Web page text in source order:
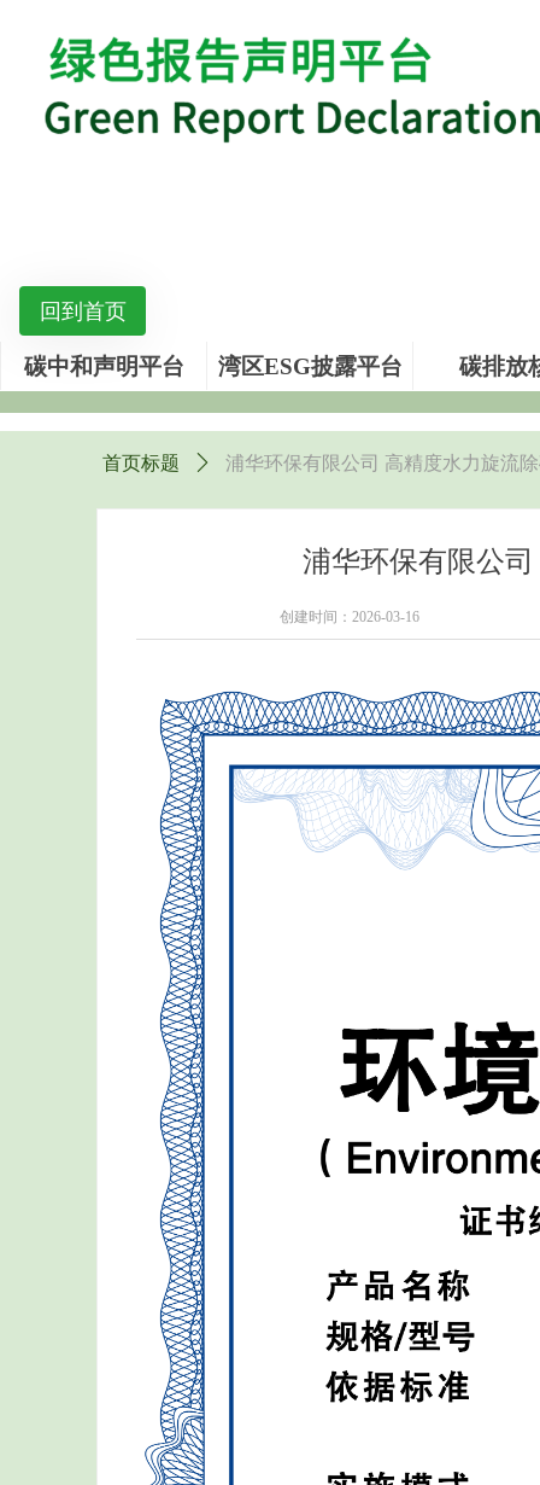
碳中和声明平台 湾区ESG披露平台 碳排放
回到首页
浦华环保有限公
创建时间： 2026-03-16
首页标题 ꄲ 浦华环保有限公司 高精度水力旋流